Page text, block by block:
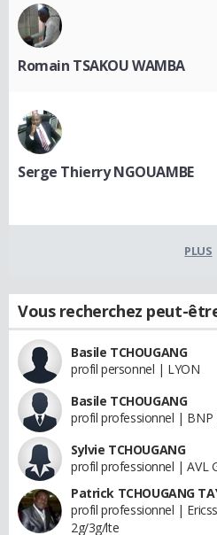
Romain TSAKOU WAMBA
Serge Thierry NGOUAMBE
PLUS
Vous recherchez peut-
Basile TCHOUGANG
profil personnel | LYON
Basile TCHOUGANG
profil professionnel | BNP
Sylvie TCHOUGANG
profil professionnel | AVL
Patrick TCHOUGANG
profil professionnel |
2g/3g/lte